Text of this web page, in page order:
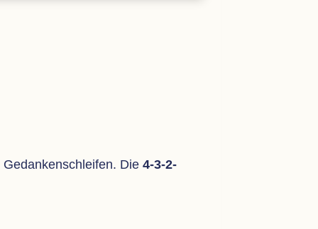
Die 4-3-2-